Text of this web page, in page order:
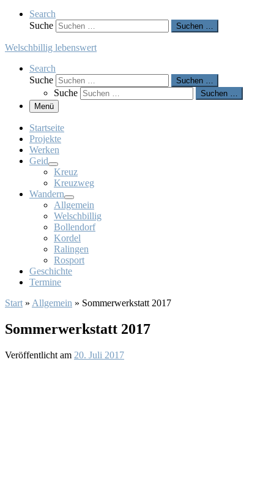
Search
Suche
Suchen …
Welschbillig lebenswert
Search
Suche
Suchen …
Suche
Suchen …
Menü
Startseite
Projekte
Werken
Geid
Kreuz
Kreuzweg
Wandern
Allgemein
Welschbillig
Bollendorf
Kordel
Ralingen
Rosport
Geschichte
Termine
Start » Allgemein » Sommerwerkstatt 2017
Sommerwerkstatt 2017
Veröffentlicht am 20. Juli 2017